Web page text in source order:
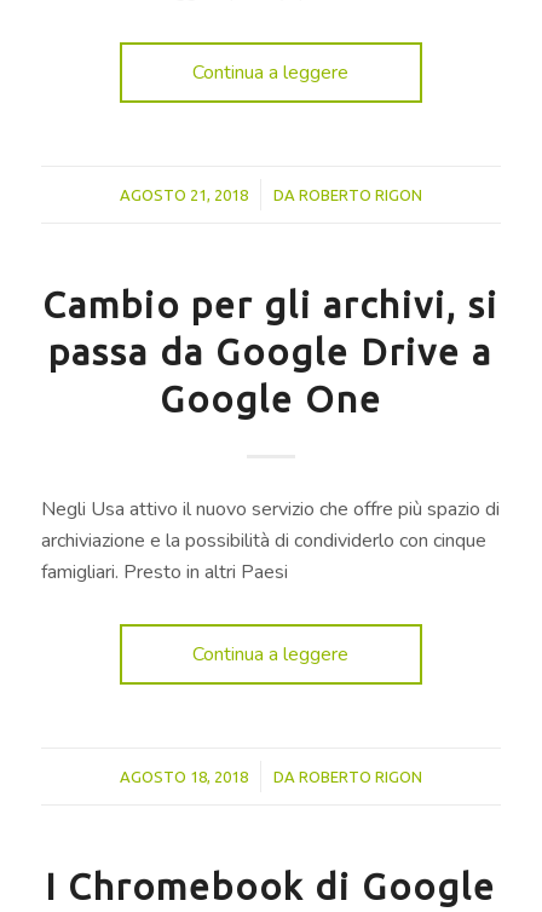
Continua a leggere
AGOSTO 21, 2018
/ DA ROBERTO RIGON
Cambio per gli archivi, si
passa da Google Drive a
Google One
Negli Usa attivo il nuovo servizio che offre più spazio di
archiviazione e la possibilità di condividerlo con cinque
famigliari. Presto in altri Paesi
Continua a leggere
AGOSTO 18, 2018
/ DA ROBERTO RIGON
I Chromebook di Google